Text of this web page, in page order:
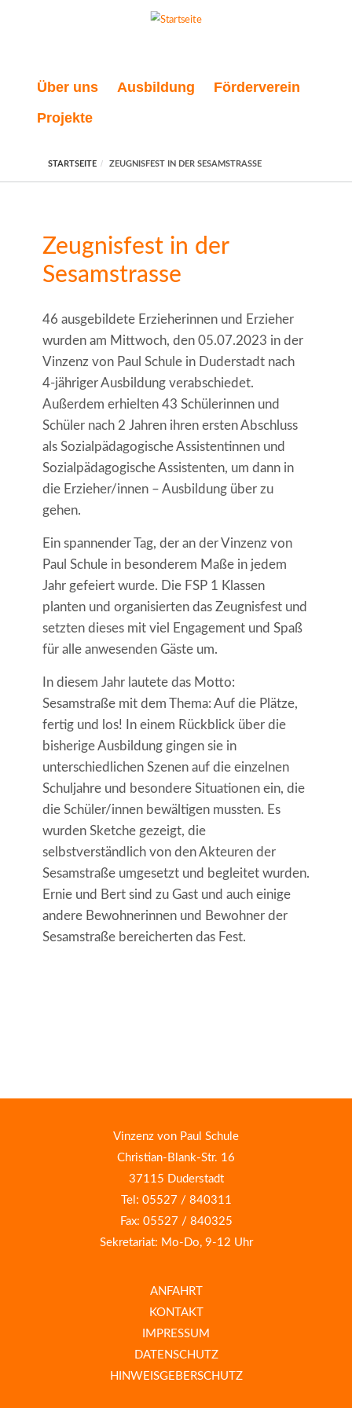
Über uns Ausbildung
Förderverein
Projekte
STARTSEITE ZEUGNISFEST IN DER SESAMSTRASSE
Zeugnisfest in der
Sesamstrasse
46 ausgebildete Erzieherinnen und Erzieher
wurden am Mittwoch, den 05.07.2023 in der
Vinzenz von Paul Schule in Duderstadt nach
4-jähriger Ausbildung verabschiedet.
Außerdem erhielten 43 Schülerinnen und
Schüler nach 2 Jahren ihren ersten Abschluss
als Sozialpädagogische Assistentinnen und
Sozialpädagogische Assistenten, um dann in
die Erzieher/innen – Ausbildung über zu
gehen.
Ein spannender Tag, der an der Vinzenz von
Paul Schule in besonderem Maße in jedem
Jahr gefeiert wurde. Die FSP 1 Klassen
planten und organisierten das Zeugnisfest und
setzten dieses mit viel Engagement und Spaß
für alle anwesenden Gäste um.
In diesem Jahr lautete das Motto:
Sesamstraße mit dem Thema: Auf die Plätze,
fertig und los! In einem Rückblick über die
bisherige Ausbildung gingen sie in
unterschiedlichen Szenen auf die einzelnen
Schuljahre und besondere Situationen ein, die
die Schüler/innen bewältigen mussten. Es
wurden Sketche gezeigt, die
selbstverständlich von den Akteuren der
Sesamstraße umgesetzt und begleitet wurden.
Ernie und Bert sind zu Gast und auch einige
andere Bewohnerinnen und Bewohner der
Sesamstraße bereicherten das Fest.
Vinzenz von Paul Schule
Christian-Blank-Str. 16
37115 Duderstadt
Tel: 05527 / 840311
Fax: 05527 / 840325
Sekretariat: Mo-Do, 9-12 Uhr
ANFAHRT
KONTAKT
IMPRESSUM
DATENSCHUTZ
HINWEISGEBERSCHUTZ